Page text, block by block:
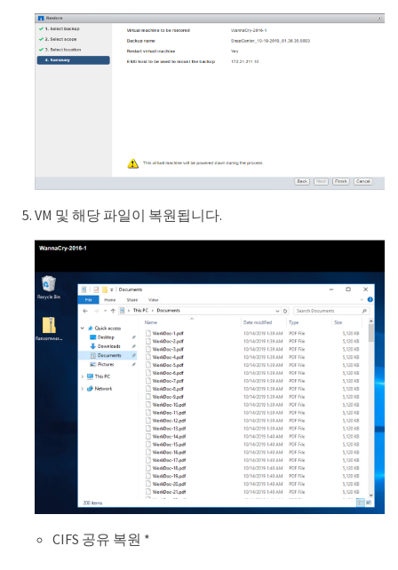
VM 및 해당 파일이 복원됩니다.
CIFS 공유 복원 *